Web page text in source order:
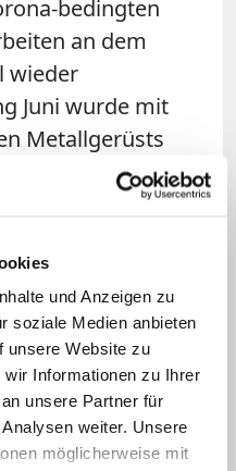
und Anzeigen zu
soziale Medien anbieten
unsere Website zu
Informationen zu Ihrer
unsere Partner für
weiter. Unsere
möglicherweise mit
bedingten
an dem
wieder
Juni wurde mit
Metallgerüsts
die Hitze beim
ist. Die
Wiederaufbau
beginnen.
Neubaupläne ist
zum
Sulpice ist